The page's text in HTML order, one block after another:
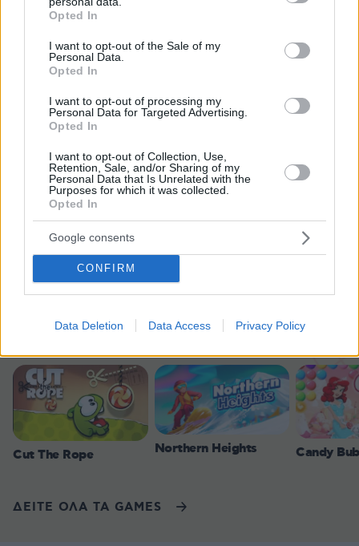
grant or deny consent to Google and its third-party tags to
use your data for below specified purposes in below Google
consent section.
Opted In
I want to opt-out of the Sale of my
Personal Data.
Opted In
I want to opt-out of processing my
Personal Data for Targeted Advertising.
Opted In
I want to opt-out of Collection, Use,
Retention, Sale, and/or Sharing of my
Personal Data that Is Unrelated with the
Purposes for which it was collected.
Opted In
Google consents
CONFIRM
Data Deletion Data Access Privacy Policy
Βουλγαρία θα κριθεί η πρόκριση στα
πλέι οφ του Conference League, δείτε
τα γκολ
05.08.2026, 23:24
Οι τρεις λόγοι που ο Κυριάκος
Μητσοτάκης πάει τις κάλπες για Μάιο
05.08.2026, 10:13 451
Games
Cut The Rope Northern Heights Candy
ΔΕΙΤΕ ΟΛΑ ΤΑ GAMES